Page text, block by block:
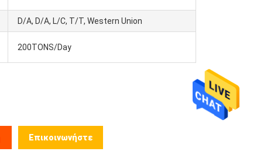
D/A, D/A, L/C, T/T, Western Union
200TONS/Day
Επικοινωνήστε